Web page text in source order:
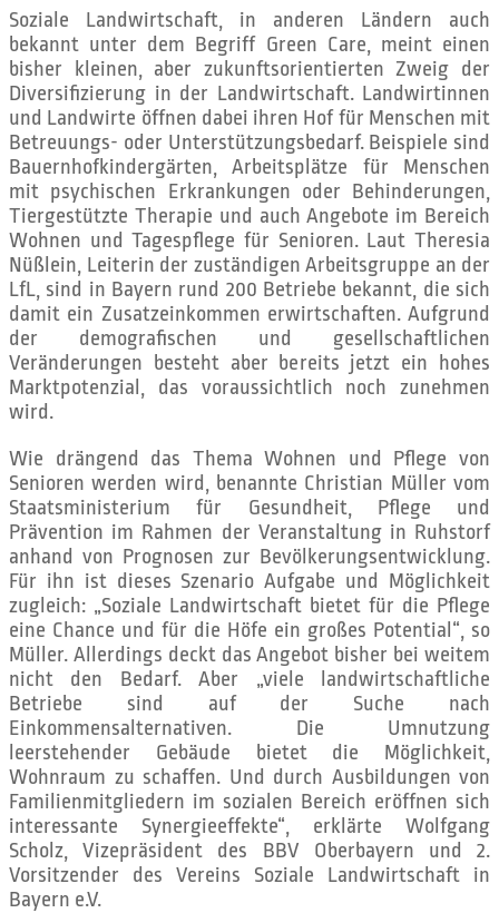
Soziale Landwirtschaft, in anderen Ländern auch
bekannt unter dem Begriff Green Care, meint einen
bisher kleinen, aber zukunftsorientierten Zweig der
Diversifizierung in der Landwirtschaft. Landwirtinnen
und Landwirte öffnen dabei ihren Hof für Menschen mit
Betreuungs- oder Unterstützungsbedarf. Beispiele sind
Bauernhofkindergärten, Arbeitsplätze für Menschen
mit psychischen Erkrankungen oder Behinderungen,
Tiergestützte Therapie und auch Angebote im Bereich
Wohnen und Tagespflege für Senioren. Laut Theresia
Nüßlein, Leiterin der zuständigen Arbeitsgruppe an der
LfL, sind in Bayern rund 200 Betriebe bekannt, die sich
damit ein Zusatzeinkommen erwirtschaften. Aufgrund
der demografischen und gesellschaftlichen
Veränderungen besteht aber bereits jetzt ein hohes
Marktpotenzial, das voraussichtlich noch zunehmen
wird.
Wie drängend das Thema Wohnen und Pflege von
Senioren werden wird, benannte Christian Müller vom
Staatsministerium für Gesundheit, Pflege und
Prävention im Rahmen der Veranstaltung in Ruhstorf
anhand von Prognosen zur Bevölkerungsentwicklung.
Für ihn ist dieses Szenario Aufgabe und Möglichkeit
zugleich: „Soziale Landwirtschaft bietet für die Pflege
eine Chance und für die Höfe ein großes Potential“, so
Müller. Allerdings deckt das Angebot bisher bei weitem
nicht den Bedarf. Aber „viele landwirtschaftliche
Betriebe sind auf der Suche nach
Einkommensalternativen. Die Umnutzung
leerstehender Gebäude bietet die Möglichkeit,
Wohnraum zu schaffen. Und durch Ausbildungen von
Familienmitgliedern im sozialen Bereich eröffnen sich
interessante Synergieeffekte“, erklärte Wolfgang
Scholz, Vizepräsident des BBV Oberbayern und 2.
Vorsitzender des Vereins Soziale Landwirtschaft in
Bayern e.V.